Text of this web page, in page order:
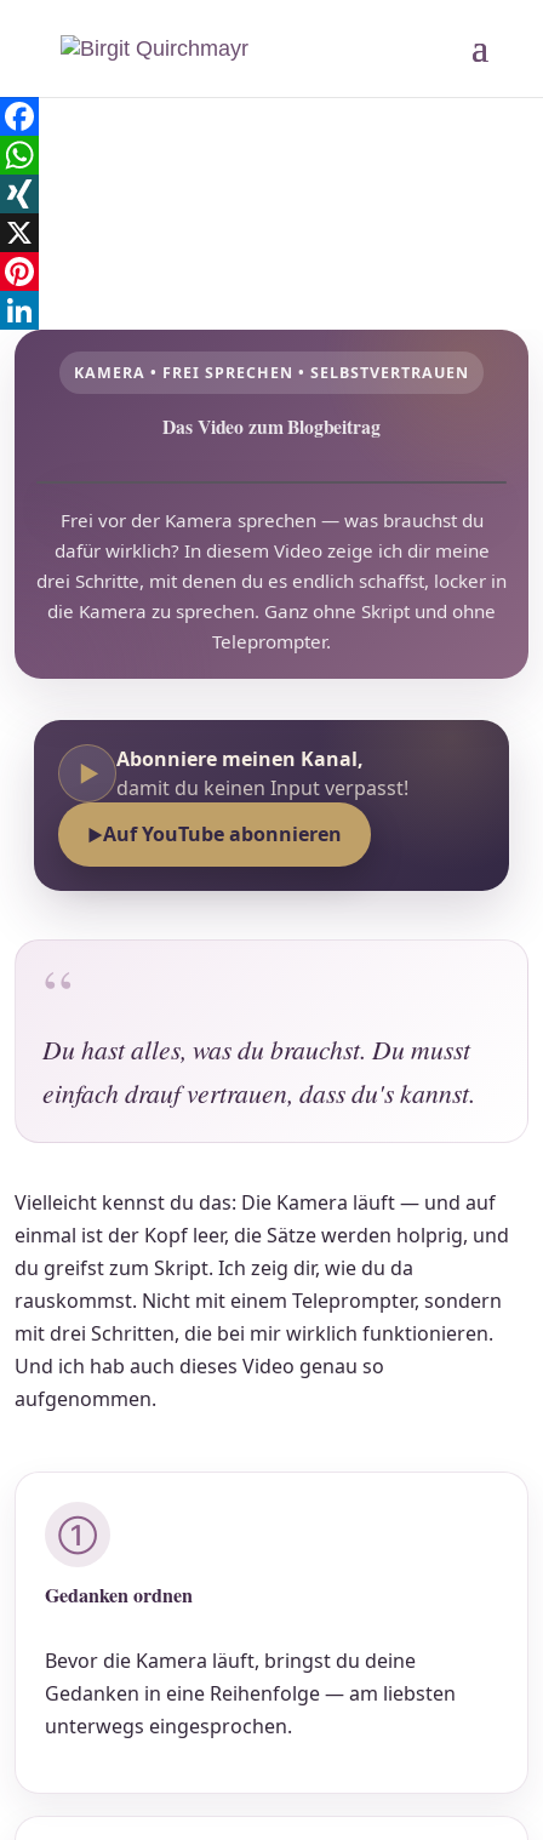
Facebook
WhatsApp
XING
X
Pinterest
LinkedIn
KAMERA • FREI SPRECHEN • SELBSTVERTRAUEN
Das Video zum Blogbeitrag
▶
Frei vor der Kamera sprechen — was brauchst du
dafür wirklich? In diesem Video zeige ich dir meine
drei Schritte, mit denen du es endlich schaffst, locker in
die Kamera zu sprechen. Ganz ohne Skript und ohne
Teleprompter.
▶
Abonniere meinen Kanal,
damit du keinen Input verpasst!
▶Auf YouTube abonnieren
“
Du hast alles, was du brauchst. Du musst
einfach drauf vertrauen, dass du's kannst.
Vielleicht kennst du das: Die Kamera läuft — und auf
einmal ist der Kopf leer, die Sätze werden holprig, und
du greifst zum Skript. Ich zeig dir, wie du da
rauskommst. Nicht mit einem Teleprompter, sondern
mit drei Schritten, die bei mir wirklich funktionieren.
Und ich hab auch dieses Video genau so
aufgenommen.
①
Gedanken ordnen
Bevor die Kamera läuft, bringst du deine
Gedanken in eine Reihenfolge — am liebsten
unterwegs eingesprochen.